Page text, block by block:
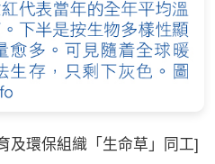
環保組織「生命草」同工]